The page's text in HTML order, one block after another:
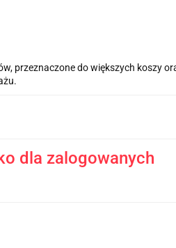
przeznaczone do większych koszy
dla zalogowanych